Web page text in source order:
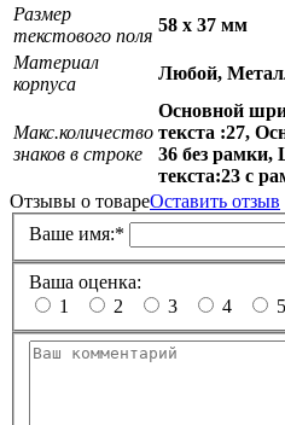
Размер
текстового поля
58 х 37 мм
Материал
корпуса
Любой,
Макс.количество
знаков в строке
Основной
текста :27,
36 без
текста:23 с
Отзывы о товареОставить отзыв
Ваше имя:*
Ваша оценка:
1
2 3 4 5